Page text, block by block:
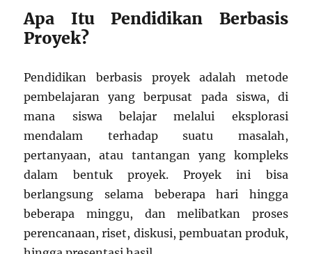
Apa Itu Pendidikan Berbasis
Proyek?
Pendidikan berbasis proyek adalah metode
pembelajaran yang berpusat pada siswa, di
mana siswa belajar melalui eksplorasi
mendalam terhadap suatu masalah,
pertanyaan, atau tantangan yang kompleks
dalam bentuk proyek. Proyek ini bisa
berlangsung selama beberapa hari hingga
beberapa minggu, dan melibatkan proses
perencanaan, riset, diskusi, pembuatan produk,